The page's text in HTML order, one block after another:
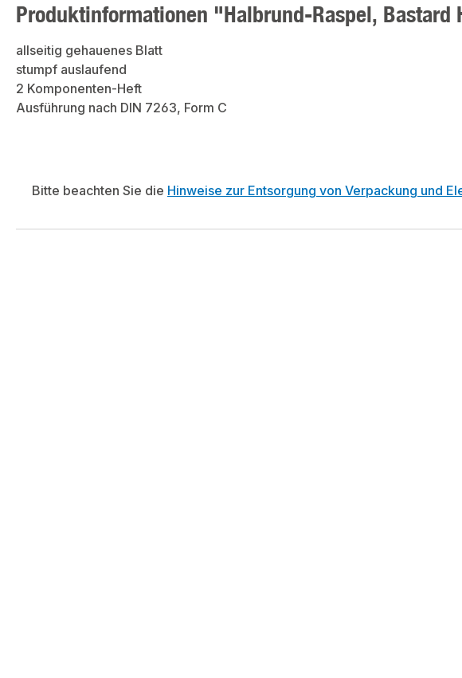
Produktinformationen "Halbrund-Raspel, Bastard
allseitig gehauenes Blatt
stumpf auslaufend
2 Komponenten-Heft
Ausführung nach DIN 7263, Form C
Bitte beachten Sie die Hinweise zur Entsorgung von Verpackung und